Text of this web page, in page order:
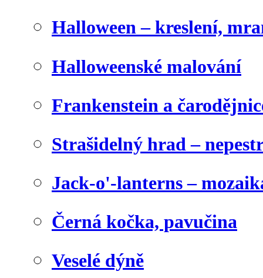
Halloween – kreslení,
Halloweenské malování
Frankenstein a
Strašidelný hrad –
Jack-o'-lanterns –
Černá kočka, pavučina
Veselé dýně